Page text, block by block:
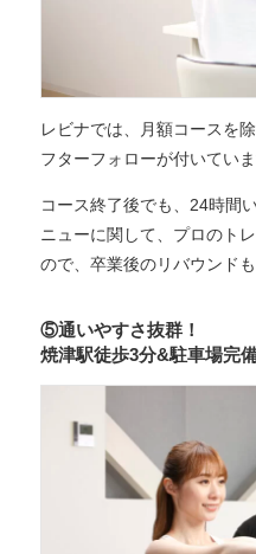
レビナでは、月額コースを
フターフォローが付いていま
コース終了後でも、24時間
ニューに関して、プロのト
ので、卒業後のリバウンド
⑤通いやすさ抜群！
焼津駅徒歩3分&駐車場完